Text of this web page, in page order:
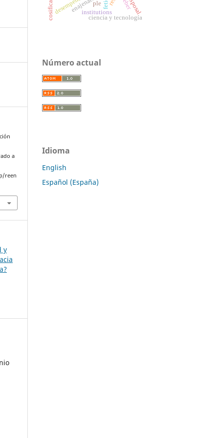
a
reen
y
institutions disposal
ciencia y tecnología
ple
Número actual
Idioma
English
Español (España)